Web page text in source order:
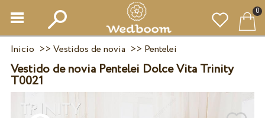
0
Inicio >> Vestidos de novia >> Pentelei
Vestido de novia Pentelei Dolce Vita Trinity
T0021